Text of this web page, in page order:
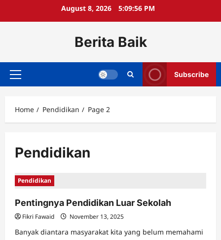
August 8, 2026 5:09:56 PM
Berita Baik
Primary
Subscribe
Home Pendidikan Page 2
Pendidikan
Pendidikan
Pentingnya Pendidikan Luar Sekolah
Fikri Fawaid November 13, 2025
Banyak diantara masyarakat kita yang belum memahami